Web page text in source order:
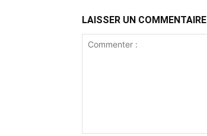
LAISSER UN COMMENTAIRE